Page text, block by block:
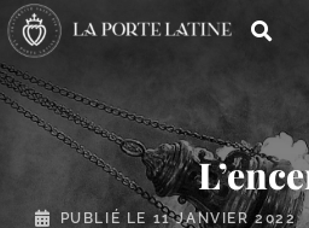
PUBLIÉ LE 11 JANVIER 2022